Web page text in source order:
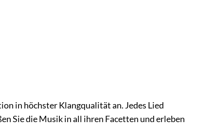
in höchster Klangqualität an. Jedes Lied
Sie die Musik in all ihren Facetten und erleben